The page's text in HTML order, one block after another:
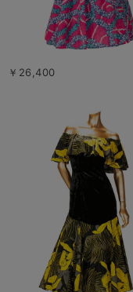
￥26,400